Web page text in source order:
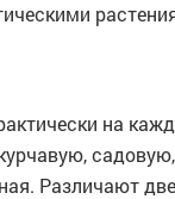
на
Различают